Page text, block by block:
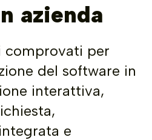
azienda
comprovati per
del software in
interattiva,
e